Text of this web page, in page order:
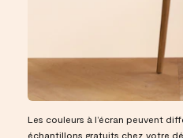
Les couleurs à l’écran peuvent
échantillons gratuits chez votre